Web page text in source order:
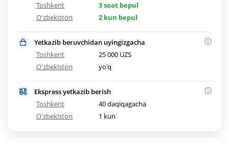
Toshkent
3 soat bepul
O'zbekiston
2 kun bepul
Yetkazib beruvchidan uyingizgacha
Toshkent
25 000 UZS
O'zbekiston
yo'q
Ekspress yetkazib berish
Toshkent
40 daqiqagacha
O'zbekiston
1 kun